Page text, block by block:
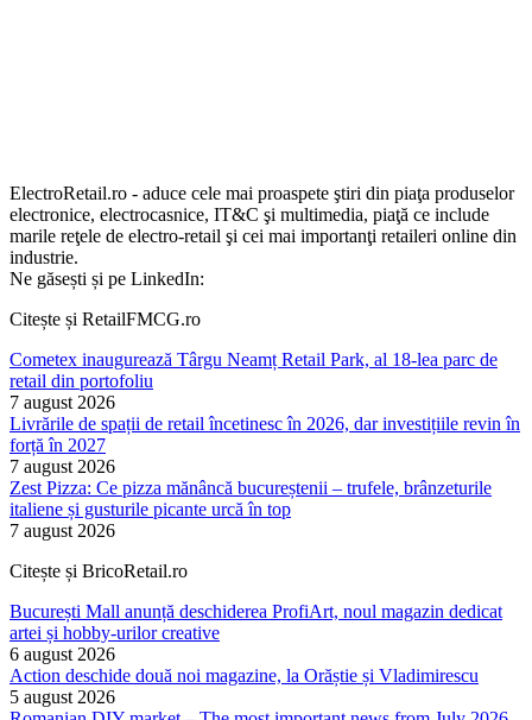
ElectroRetail.ro - aduce cele mai proaspete ştiri din piaţa produselor
electronice, electrocasnice, IT&C şi multimedia, piaţă ce include
marile reţele de electro-retail şi cei mai importanţi retaileri online din
industrie.
Ne găsești și pe LinkedIn:
Citește și RetailFMCG.ro
Cometex inaugurează Târgu Neamț Retail Park, al 18-lea parc de
retail din portofoliu
7 august 2026
Livrările de spații de retail încetinesc în 2026, dar investițiile revin în
forță în 2027
7 august 2026
Zest Pizza: Ce pizza mănâncă bucureștenii – trufele, brânzeturile
italiene și gusturile picante urcă în top
7 august 2026
Citește și BricoRetail.ro
București Mall anunță deschiderea ProfiArt, noul magazin dedicat
artei și hobby-urilor creative
6 august 2026
Action deschide două noi magazine, la Orăștie și Vladimirescu
5 august 2026